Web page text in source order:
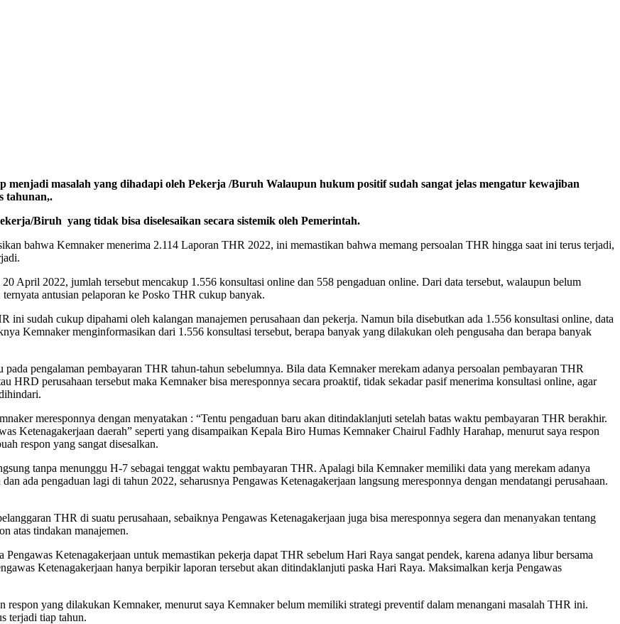
masalah yang dihadapi oleh Pekerja /Buruh Walaupun hukum positif sudah sangat jelas mengatur kewajiban
tahunan,.
Biruh yang tidak bisa diselesaikan secara sistemik oleh Pemerintah.
bahwa Kemnaker menerima 2.114 Laporan THR 2022, ini memastikan bahwa memang persoalan THR hingga saat ini terus terjadi,
April 2022, jumlah tersebut mencakup 1.556 konsultasi online dan 558 pengaduan online. Dari data tersebut, walaupun belum
antusian pelaporan ke Posko THR cukup banyak.
sudah cukup dipahami oleh kalangan manajemen perusahaan dan pekerja. Namun bila disebutkan ada 1.556 konsultasi online, data
Kemnaker menginformasikan dari 1.556 konsultasi tersebut, berapa banyak yang dilakukan oleh pengusaha dan berapa banyak
pengalaman pembayaran THR tahun-tahun sebelumnya. Bila data Kemnaker merekam adanya persoalan pembayaran THR
HRD perusahaan tersebut maka Kemnaker bisa meresponnya secara proaktif, tidak sekadar pasif menerima konsultasi online, agar
meresponnya dengan menyatakan : “Tentu pengaduan baru akan ditindaklanjuti setelah batas waktu pembayaran THR berakhir.
Ketenagakerjaan daerah” seperti yang disampaikan Kepala Biro Humas Kemnaker Chairul Fadhly Harahap, menurut saya respon
respon yang sangat disesalkan.
tanpa menunggu H-7 sebagai tenggat waktu pembayaran THR. Apalagi bila Kemnaker memiliki data yang merekam adanya
ada pengaduan lagi di tahun 2022, seharusnya Pengawas Ketenagakerjaan langsung meresponnya dengan mendatangi perusahaan.
THR di suatu perusahaan, sebaiknya Pengawas Ketenagakerjaan juga bisa meresponnya segera dan menanyakan tentang
atas tindakan manajemen.
Ketenagakerjaan untuk memastikan pekerja dapat THR sebelum Hari Raya sangat pendek, karena adanya libur bersama
Ketenagakerjaan hanya berpikir laporan tersebut akan ditindaklanjuti paska Hari Raya. Maksimalkan kerja Pengawas
respon yang dilakukan Kemnaker, menurut saya Kemnaker belum memiliki strategi preventif dalam menangani masalah THR ini.
terjadi tiap tahun.